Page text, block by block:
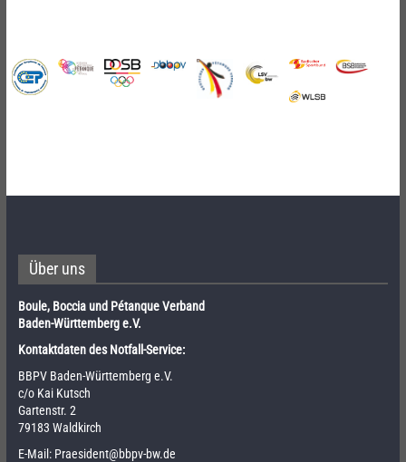
Über uns
Boule, Boccia und Pétanque Verband
Baden-Württemberg e.V.
Kontaktdaten des Notfall-Service:
BBPV Baden-Württemberg e.V.
c/o Kai Kutsch
Gartenstr. 2
79183 Waldkirch
E-Mail: Praesident@bbpv-bw.de